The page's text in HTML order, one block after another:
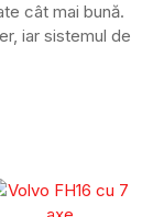
cât mai bună.
iar sistemul de